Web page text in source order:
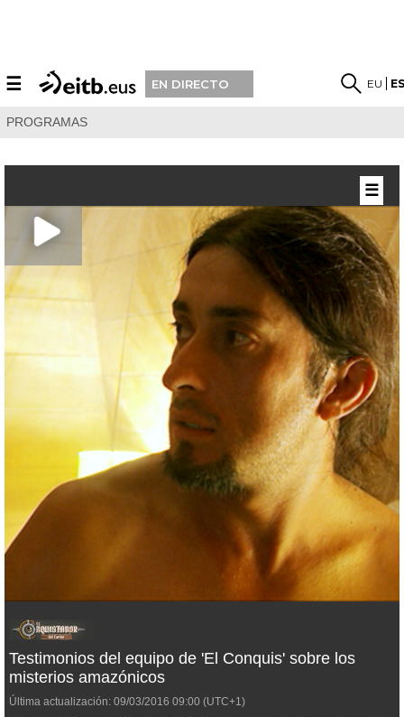
☰ EN DIRECTO EU
PROGRAMAS
Testimonios del equipo de 'El Conquis' sobre los
misterios amazónicos
Última actualización: 09/03/2016 09:00 (UTC+1)
☰